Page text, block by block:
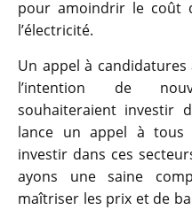
pour amoindrir le coût
l’électricité.
Un appel à
l’intention de
souhaiteraient investir
lance un appel à tous
investir dans ces
ayons une saine
maîtriser les prix et de